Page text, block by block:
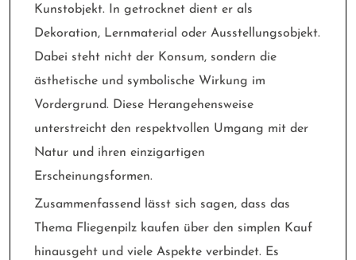
Kunstobjekt. In getrocknet dient er als
Dekoration, Lernmaterial oder Ausstellungsobjekt.
Dabei steht nicht der Konsum, sondern die
ästhetische und symbolische Wirkung im
Vordergrund. Diese Herangehensweise
unterstreicht den respektvollen Umgang mit der
Natur und ihren einzigartigen
Erscheinungsformen.
Zusammenfassend lässt sich sagen, dass das
Thema Fliegenpilz kaufen über den simplen Kauf
hinausgeht und viele Aspekte verbindet. Es